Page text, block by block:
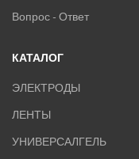
Вопрос - Ответ
КАТАЛОГ
ЭЛЕКТРОДЫ
ЛЕНТЫ
УНИВЕРСАЛГЕЛЬ